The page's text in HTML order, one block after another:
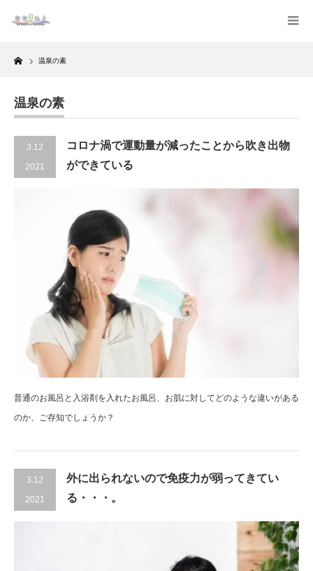
Home
温泉の素
温泉の素
3.12
2021
コロナ渦で運動量が減ったことから吹き出物
ができている
普通のお風呂と入浴剤を入れたお風呂、お肌に対してどのような違いがある
のか、ご存知でしょうか？
3.12
2021
外に出られないので免疫力が弱ってきてい
る・・・。